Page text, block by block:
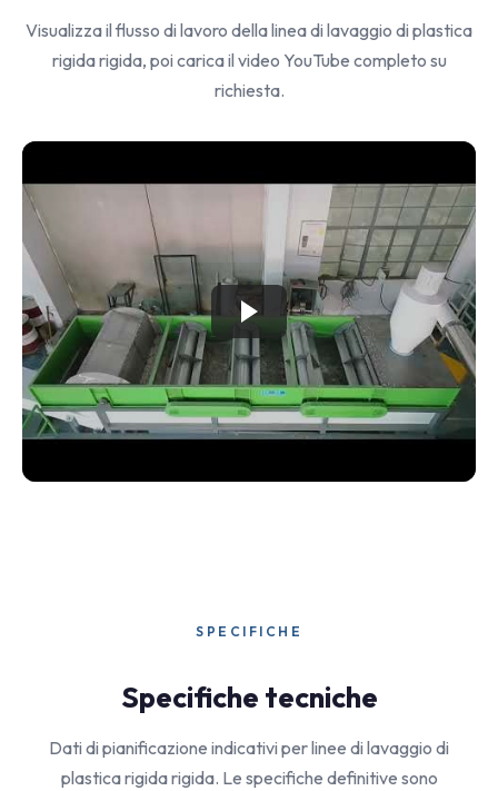
Visualizza il flusso di lavoro della linea di lavaggio di plastica
rigida rigida, poi carica il video YouTube completo su
richiesta.
SPECIFICHE
Specifiche tecniche
Dati di pianificazione indicativi per linee di lavaggio di
plastica rigida rigida. Le specifiche definitive sono